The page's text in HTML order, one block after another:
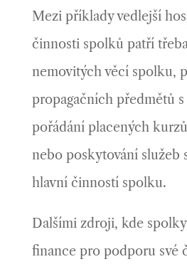
Mezi příklady vedlejší
činnosti spolků patří
nemovitých věcí spolku,
propagačních předmětů
pořádání placených
nebo poskytování služeb
hlavní činností spolku.
Dalšími zdroji, kde
finance pro podporu své